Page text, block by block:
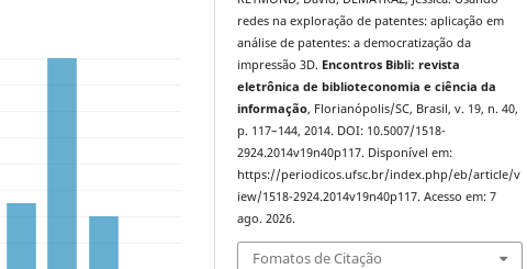
redes na exploração de patentes: aplicação em
análise de patentes: a democratização da
impressão 3D. Encontros Bibli: revista
eletrônica de biblioteconomia e ciência da
informação, Florianópolis/SC, Brasil, v. 19, n. 40,
p. 117–144, 2014. DOI: 10.5007/1518-
2924.2014v19n40p117. Disponível em:
https://periodicos.ufsc.br/index.php/eb/article/v
iew/1518-2924.2014v19n40p117. Acesso em: 7
ago. 2026.
Fomatos de Citação